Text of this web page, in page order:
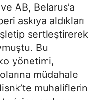
AB, Belarus’a
askıya aldıkları
sertleştirerek
Bu
yönetimi,
müdahale
muhaliflerin